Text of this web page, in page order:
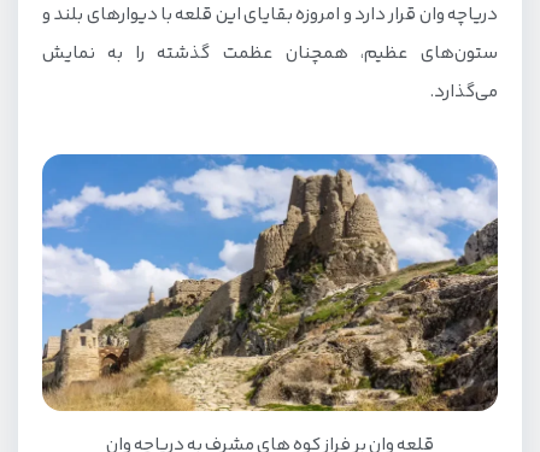
دریاچه وان قرار دارد و امروزه بقایای این قلعه با دیوارهای بلند و
ستون‌های عظیم، همچنان عظمت گذشته را به نمایش
می‌گذارد.
قلعه وان بر فراز کوه های مشرف به دریاچه وان